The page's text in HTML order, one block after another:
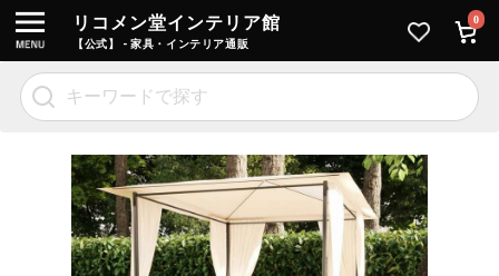
リコメン堂インテリア館
【公式】 - 家具・インテリア通販
0